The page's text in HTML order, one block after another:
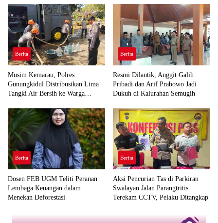
Berita
Musim Kemarau, Polres
Gunungkidul Distribusikan Lima
Tangki Air Bersih ke Warga
Berita
Resmi Dilantik, Anggit Galih
Pribadi dan Arif Prabowo Jadi
Dukuh di Kalurahan Semugih
Berita
Dosen FEB UGM Teliti Peranan
Lembaga Keuangan dalam
Menekan Deforestasi
Berita
Aksi Pencurian Tas di Parkiran
Swalayan Jalan Parangtritis
Terekam CCTV, Pelaku Ditangkap